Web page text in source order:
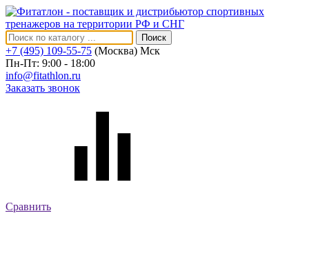
Поиск
+7 (495) 109-55-75 (Москва) Мск
Пн-Пт: 9:00 - 18:00
info@fitathlon.ru
Заказать звонок
Сравнить